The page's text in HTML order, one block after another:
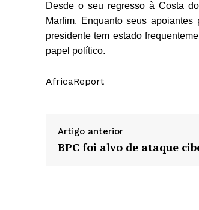
Desde o seu regresso à Costa
Marfim. Enquanto seus
presidente tem estado
papel político.
AfricaReport
Artigo anterior
BPC foi alvo de ataque